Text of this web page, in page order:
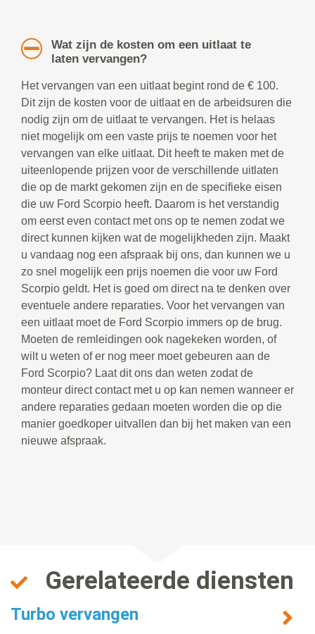
Wat zijn de kosten om een uitlaat te
laten vervangen?
Het vervangen van een uitlaat begint rond de € 100.
Dit zijn de kosten voor de uitlaat en de arbeidsuren die
nodig zijn om de uitlaat te vervangen. Het is helaas
niet mogelijk om een vaste prijs te noemen voor het
vervangen van elke uitlaat. Dit heeft te maken met de
uiteenlopende prijzen voor de verschillende uitlaten
die op de markt gekomen zijn en de specifieke eisen
die uw Ford Scorpio heeft. Daarom is het verstandig
om eerst even contact met ons op te nemen zodat we
direct kunnen kijken wat de mogelijkheden zijn. Maakt
u vandaag nog een afspraak bij ons, dan kunnen we u
zo snel mogelijk een prijs noemen die voor uw Ford
Scorpio geldt. Het is goed om direct na te denken over
eventuele andere reparaties. Voor het vervangen van
een uitlaat moet de Ford Scorpio immers op de brug.
Moeten de remleidingen ook nagekeken worden, of
wilt u weten of er nog meer moet gebeuren aan de
Ford Scorpio? Laat dit ons dan weten zodat de
monteur direct contact met u op kan nemen wanneer er
andere reparaties gedaan moeten worden die op die
manier goedkoper uitvallen dan bij het maken van een
nieuwe afspraak.
Gerelateerde diensten
Turbo vervangen